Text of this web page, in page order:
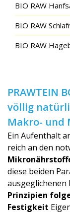
BIO RAW
BIO RAW
BIO RAW
PRAWTEIN
völlig
Makro- und
Ein Aufenthalt
reich an den
diese beiden
ausgeglichenen
Prinzipien
Festigkeit